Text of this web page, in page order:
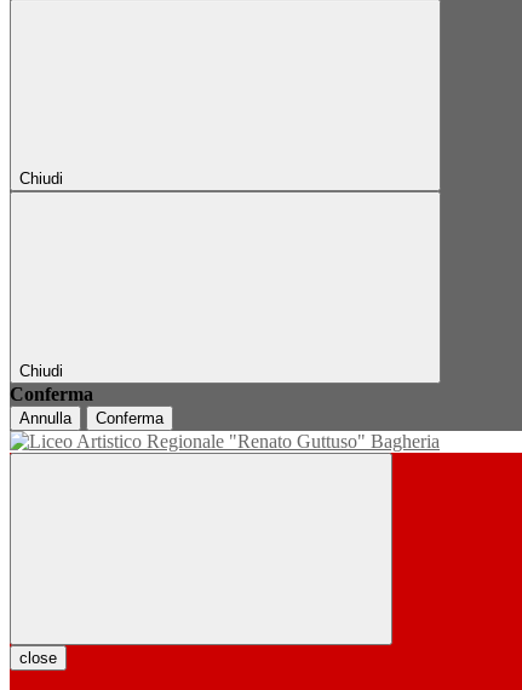
Chiudi
Chiudi
Conferma
Annulla Conferma
close